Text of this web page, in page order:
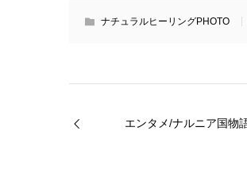
ナチュラルヒーリングPHOTO
エンタメ/ナルニア国物